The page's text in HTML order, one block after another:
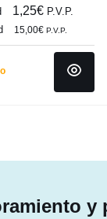
1,25€ P.V.P.
15,00€ P.V.P.
y